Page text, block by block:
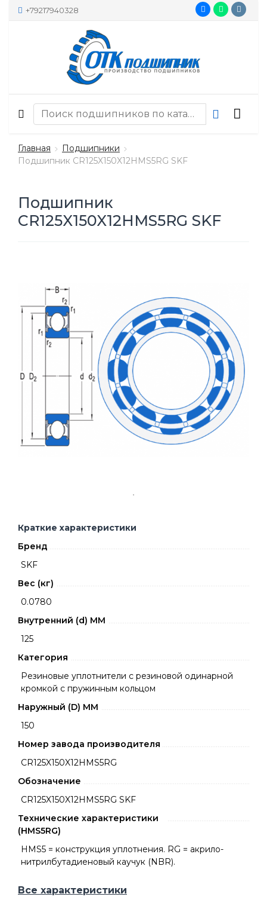
+79217940328
Главная
Подшипники
Подшипник CR125X150X12HMS5RG SKF
Подшипник
CR125X150X12HMS5RG SKF
Краткие характеристики
Бренд
SKF
Вес (кг)
0.0780
Внутренний (d) ММ
125
Категория
Резиновые уплотнители с резиновой одинарной
кромкой с пружинным кольцом
Наружный (D) ММ
150
Номер завода производителя
CR125X150X12HMS5RG
Обозначение
CR125X150X12HMS5RG SKF
Технические характеристики
(HMS5RG)
HMS5 = конструкция уплотнения. RG = акрило-
нитрилбутадиеновый каучук (NBR).
Все характеристики